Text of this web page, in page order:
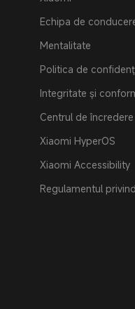
Echipa de
Mentalitate
Politica de
Integritate și
Centrul de încredere
Xiaomi HyperOS
Xiaomi Accessibility
Regulamentul